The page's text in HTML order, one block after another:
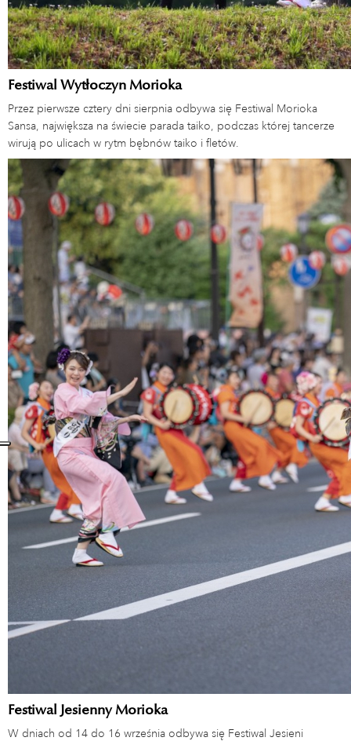
Festiwal Wytłoczyn Morioka
Przez pierwsze cztery dni sierpnia odbywa się Festiwal Morioka
Sansa, największa na świecie parada taiko, podczas której tancerze
wirują po ulicach w rytm bębnów taiko i fletów.
Festiwal Jesienny Morioka
W dniach od 14 do 16 września odbywa się Festiwal Jesieni